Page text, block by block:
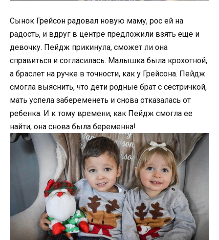
Сынок Грейсон радовал новую маму, рос ей на
радость, и вдруг в центре предложили взять еще и
девочку. Пейдж прикинула, сможет ли она
справиться и согласилась. Малышка была крохотной,
а браслет на ручке в точности, как у Грейсона. Пейдж
смогла выяснить, что дети родные брат с сестричкой,
мать успела забеременеть и снова отказалась от
ребенка. И к тому времени, как Пейдж смогла ее
найти, она снова была беременна!